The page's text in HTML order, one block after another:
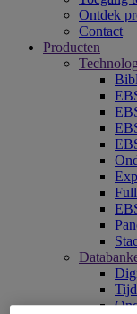
Ontdek
Contact
Producten